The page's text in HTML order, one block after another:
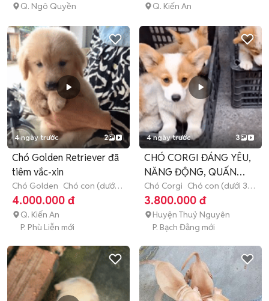
Q. Ngô Quyền Q. Kiến An
4 ngày trước 2
Chó Golden Retriever đã
tiêm vắc-xin
Chó Golden Chó con (dưới 3
tháng tuổi)
4.000.000 đ
Q. Kiến An
P. Phù Liễn mới
4 ngày trước 3
CHÓ CORGI ĐÁNG YÊU,
NĂNG ĐỘNG, QUẤN
CHỦ Ạ
Chó Corgi Chó con (dưới 3
tháng tuổi)
3.800.000 đ
Huyện Thuỷ Nguyên
P. Bạch Đằng mới